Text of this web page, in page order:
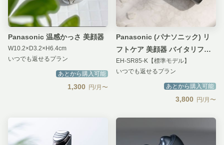
Panasonic 温感かっさ 美顔器
W10.2×D3.2×H6.4cm
いつでも返せるプラン
あとから購入可能
1,300 円/月〜
Panasonic (パナソニック) リ
フトケア 美顔器 バイタリフト
RF
EH-SR85-K【標準モデル】
いつでも返せるプラン
あとから購入可能
3,800 円/月〜